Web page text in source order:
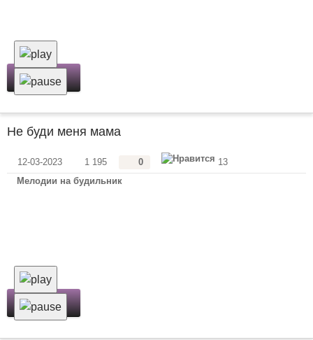
Скачать
Не буди меня мама
12-03-2023 1 195 0
13
Мелодии на будильник
Скачать